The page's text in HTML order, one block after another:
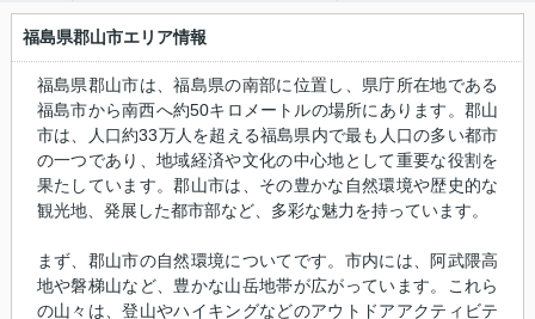
福島県郡山市エリア情報
福島県郡山市は、福島県の南部に位置し、県庁所在地である
福島市から南西へ約50キロメートルの場所にあります。郡山
市は、人口約33万人を超える福島県内で最も人口の多い都市
の一つであり、地域経済や文化の中心地として重要な役割を
果たしています。郡山市は、その豊かな自然環境や歴史的な
観光地、発展した都市部など、多彩な魅力を持っています。
まず、郡山市の自然環境についてです。市内には、阿武隈高
地や磐梯山など、豊かな山岳地帯が広がっています。これら
の山々は、登山やハイキングなどのアウトドアアクティビテ